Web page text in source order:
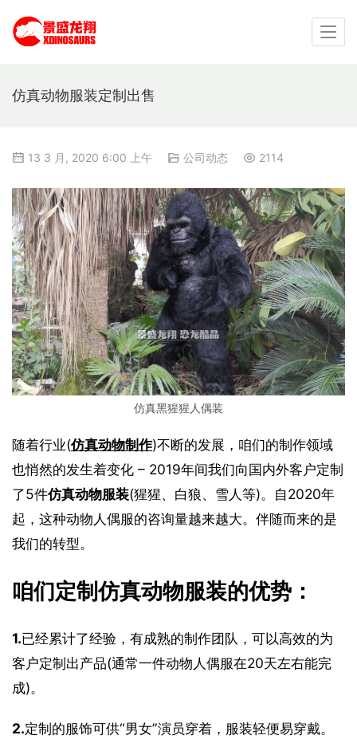
仿真动物服装定制出售
13 3 月, 2020 6:00 上午 公司动态 2114
仿真黑猩猩人偶装
随着行业(仿真动物制作)不断的发展，咱们的制作领域
也悄然的发生着变化 – 2019年间我们向国内外客户定制
了5件仿真动物服装(猩猩、白狼、雪人等)。自2020年
起，这种动物人偶服的咨询量越来越大。伴随而来的是
我们的转型。
咱们定制仿真动物服装的优势：
1.已经累计了经验，有成熟的制作团队，可以高效的为
客户定制出产品(通常一件动物人偶服在20天左右能完
成)。
2.定制的服饰可供“男女”演员穿着，服装轻便易穿戴。